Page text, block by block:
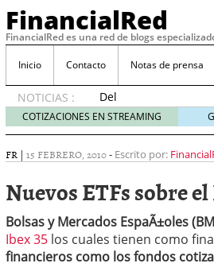
FinancialRed
FinancialRed es una red de blogs
Inicio Contacto Notas de prensa
NOTICIAS :
Del
depósito
a la
cómo
cambiando
gestión
del
ahorro
COTIZACIONES EN STREAMING
FR | 15 FEBRERO, 2010- Escrito por:
Nuevos ETFs sobre
Bolsas y Mercados EspaÃ±oles
Ibex 35 los cuales tienen como
financieros como los fondos